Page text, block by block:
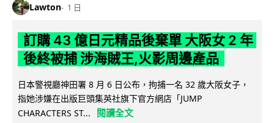
Lawton 1 日
訂購 43 億日元精品後棄單 大阪女 2 年
後終被捕 涉海賊王,火影周邊產品
日本警視廳神田署 8 月 6 日公布，拘捕一名 32 歲大阪女子，
指她涉嫌在出版巨頭集英社旗下官方網店「JUMP
CHARACTERS ST...
閱讀全文